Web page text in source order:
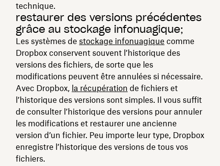
technique.
restaurer des versions précédentes
grâce au stockage infonuagique;
Les systèmes de stockage infonuagique comme
Dropbox conservent souvent l’historique des
versions des fichiers, de sorte que les
modifications peuvent être annulées si nécessaire.
Avec Dropbox, la récupération de fichiers et
l’historique des versions sont simples. Il vous suffit
de consulter l’historique des versions pour annuler
les modifications et restaurer une ancienne
version d’un fichier. Peu importe leur type, Dropbox
enregistre l’historique des versions de tous vos
fichiers.